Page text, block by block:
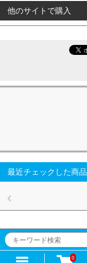
他のサイトで購入
最近チェックした商品
0